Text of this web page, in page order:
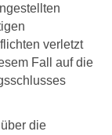
verletzt
Fall auf die
die